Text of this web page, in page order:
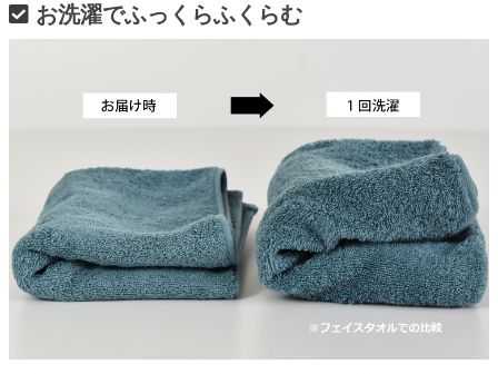
お洗濯でふっくらふくらむ